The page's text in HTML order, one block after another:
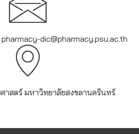
pharmacy-dic@pharmacy.psu.ac.th
าสตร์ มหาวิทยาลัยสงขลานครินทร์